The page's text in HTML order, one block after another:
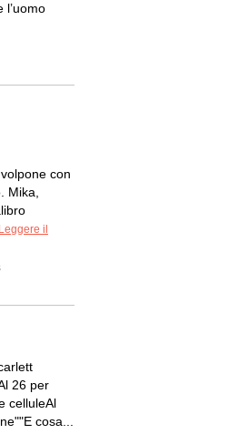
l’uomo
con
Mika,
Leggere il
26 per
celluleAl
cosa...